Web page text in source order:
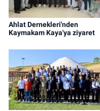
Ahlat Dernekleri'nden
Kaymakam Kaya'ya ziyaret